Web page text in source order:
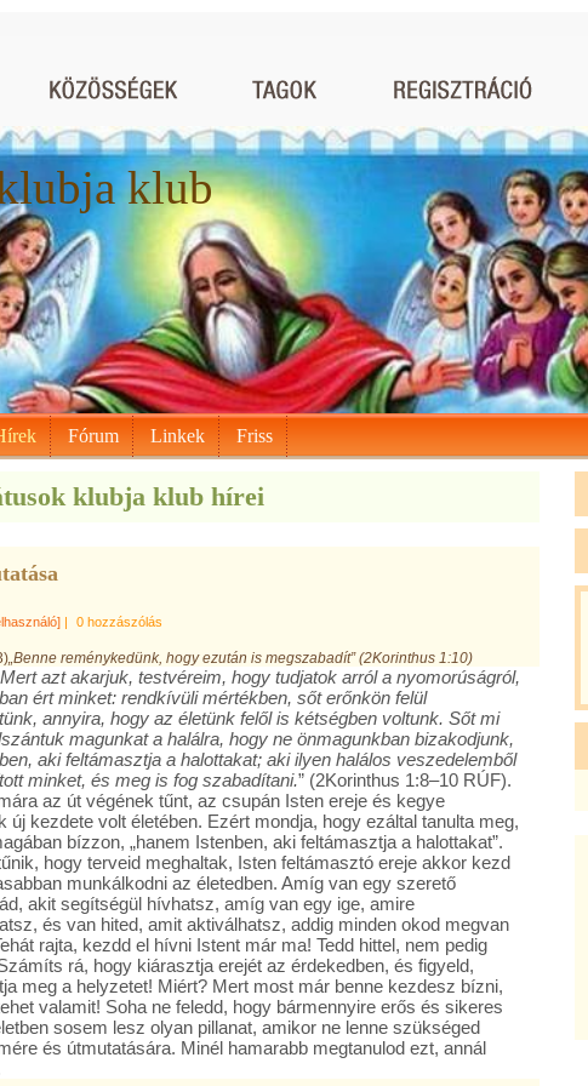
klub
Fórum Linkek Friss
klubja klub hírei
| 0 hozzászólás
„Benne reménykedünk, hogy ezután is megszabadít” (2Korinthus 1:10)
Mert azt akarjuk, testvéreim, hogy tudjatok arról a nyomorúságról,
ért minket: rendkívüli mértékben, sőt erőnkön felül
annyira, hogy az életünk felől is kétségben voltunk. Sőt mi
magunkat a halálra, hogy ne önmagunkban bizakodjunk,
aki feltámasztja a halottakat; aki ilyen halálos veszedelemből
minket, és meg is fog szabadítani.” (2Korinthus 1:8–10 RÚF).
az út végének tűnt, az csupán Isten ereje és kegye
új kezdete volt életében. Ezért mondja, hogy ezáltal tanulta meg,
bízzon, „hanem Istenben, aki feltámasztja a halottakat”.
hogy terveid meghaltak, Isten feltámasztó ereje akkor kezd
munkálkodni az életedben. Amíg van egy szerető
akit segítségül hívhatsz, amíg van egy ige, amire
és van hited, amit aktiválhatsz, addig minden okod megvan
rajta, kezdd el hívni Istent már ma! Tedd hittel, nem pedig
rá, hogy kiárasztja erejét az érdekedben, és figyeld,
meg a helyzetet! Miért? Mert most már benne kezdesz bízni,
valamit! Soha ne feledd, hogy bármennyire erős és sikeres
sosem lesz olyan pillanat, amikor ne lenne szükséged
és útmutatására. Minél hamarabb megtanulod ezt, annál